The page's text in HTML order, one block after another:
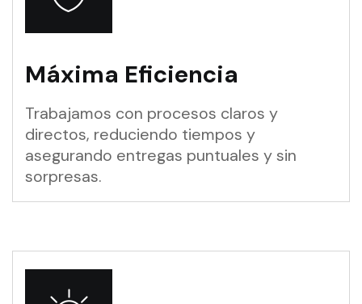
Máxima Eficiencia
Trabajamos con procesos claros y
directos, reduciendo tiempos y
asegurando entregas puntuales y sin
sorpresas.